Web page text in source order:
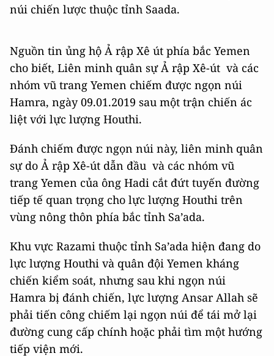
núi chiến lược thuộc tỉnh Saada.
Nguồn tin ủng hộ Ả rập Xê út phía bắc Yemen
cho biết, Liên minh quân sự Ả rập Xê-út và các
nhóm vũ trang Yemen chiếm được ngọn núi
Hamra, ngày 09.01.2019 sau một trận chiến ác
liệt với lực lượng Houthi.
Đánh chiếm được ngọn núi này, liên minh quân
sự do Ả rập Xê-út dẫn đầu và các nhóm vũ
trang Yemen của ông Hadi cắt đứt tuyến đường
tiếp tế quan trọng cho lực lượng Houthi trên
vùng nông thôn phía bắc tỉnh Sa’ada.
Khu vực Razami thuộc tỉnh Sa’ada hiện đang do
lực lượng Houthi và quân đội Yemen kháng
chiến kiểm soát, nhưng sau khi ngọn núi
Hamra bị đánh chiến, lực lượng Ansar Allah sẽ
phải tiến công chiếm lại ngọn núi để tái mở lại
đường cung cấp chính hoặc phải tìm một hướng
tiếp viện mới.